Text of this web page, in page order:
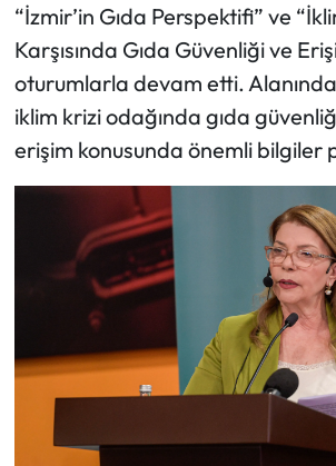
“İzmir’in Gıda Perspektifi” ve
Karşısında Gıda Güvenliği ve
oturumlarla devam etti.
iklim krizi odağında gıda
erişim konusunda önemli bilgiler